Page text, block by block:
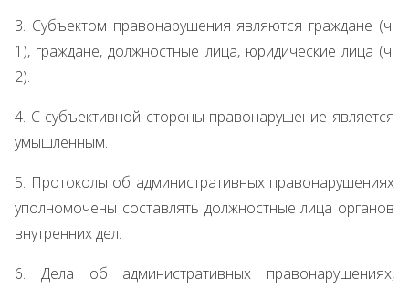
3. Субъектом правонарушения являются граждане (ч.
1), граждане, должностные лица, юридические лица (ч.
2).
4. С субъективной стороны правонарушение является
умышленным.
5. Протоколы об административных правонарушениях
уполномочены составлять должностные лица органов
внутренних дел.
6. Дела об административных правонарушениях,